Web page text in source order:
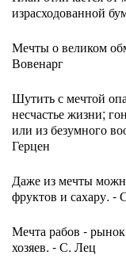
израсходованной
Мечты о великом
Вовенарг
Шутить с мечтой
несчастье жизни;
или из безумного
Герцен
Даже из мечты
фруктов и сахару. -
Мечта рабов -
хозяев. - С. Лец